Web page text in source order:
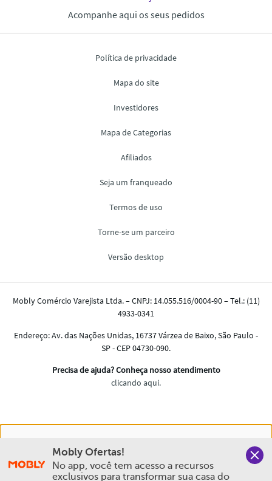
experiência na Mobly. Quando você navega no nosso site,
aceita esta condição
Mobly Ofertas!
No app, você tem acesso a recursos
exclusivos para transformar sua casa do